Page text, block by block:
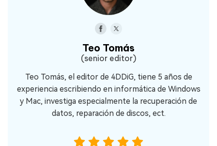
Teo Tomás
(senior editor)
Teo Tomás, el editor de 4DDiG, tiene 5 años de
experiencia escribiendo en informática de Windows
y Mac, investiga especialmente la recuperación de
datos, reparación de discos, ect.